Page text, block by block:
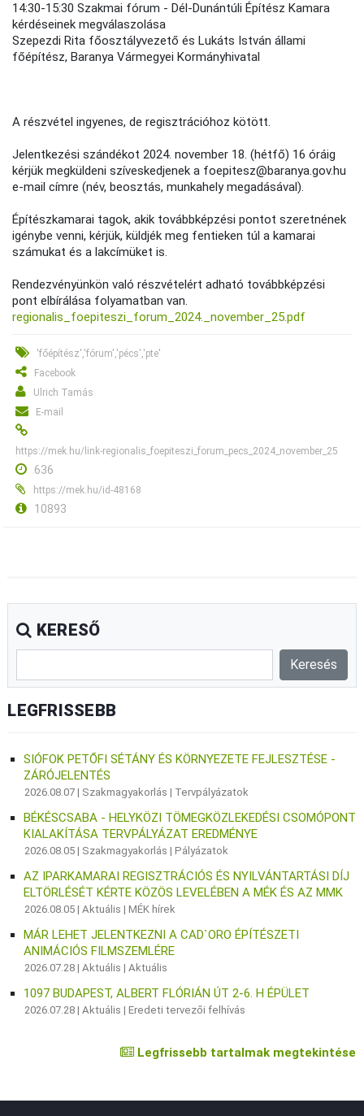
14:30-15:30 Szakmai fórum - Dél-Dunántúli Építész Kamara
kérdéseinek megválaszolása
Szepezdi Rita főosztályvezető és Lukáts István állami
főépítész, Baranya Vármegyei Kormányhivatal
A részvétel ingyenes, de regisztrációhoz kötött.
Jelentkezési szándékot 2024. november 18. (hétfő) 16 óráig
kérjük megküldeni szíveskedjenek a foepitesz@baranya.gov.hu
e-mail címre (név, beosztás, munkahely megadásával).
Építészkamarai tagok, akik továbbképzési pontot szeretnének
igénybe venni, kérjük, küldjék meg fentieken túl a kamarai
számukat és a lakcímüket is.
Rendezvényünkön való részvételért adható továbbképzési
pont elbírálása folyamatban van.
regionalis_foepiteszi_forum_2024._november_25.pdf
'főépítész','fórum','pécs','pte'
Facebook
Ulrich Tamás
E-mail
https://mek.hu/link-regionalis_foepiteszi_forum_pecs_2024_november_25
636
https://mek.hu/id-48168
10893
KERESŐ
LEGFRISSEBB
SIÓFOK PETŐFI SÉTÁNY ÉS KÖRNYEZETE FEJLESZTÉSE -
ZÁRÓJELENTÉS
2026.08.07 | Szakmagyakorlás | Tervpályázatok
BÉKÉSCSABA - HELYKÖZI TÖMEGKÖZLEKEDÉSI CSOMÓPONT
KIALAKÍTÁSA TERVPÁLYÁZAT EREDMÉNYE
2026.08.05 | Szakmagyakorlás |Pályázatok
AZ IPARKAMARAI REGISZTRÁCIÓS ÉS NYILVÁNTARTÁSI DÍJ
ELTÖRLÉSÉT KÉRTE KÖZÖS LEVELÉBEN A MÉK ÉS AZ MMK
2026.08.05 |Aktuális |MÉK hírek
MÁR LEHET JELENTKEZNI A CAD`ORO ÉPÍTÉSZETI
ANIMÁCIÓS FILMSZEMLÉRE
2026.07.28 |Aktuális |Aktuális
1097 BUDAPEST, ALBERT FLÓRIÁN ÚT 2-6. H ÉPÜLET
2026.07.28 |Aktuális |Eredeti tervezői felhívás
Legfrissebb tartalmak megtekintése